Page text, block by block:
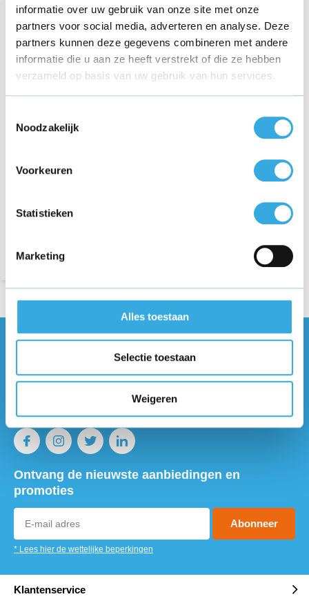
informatie over uw gebruik van onze site met onze
partners voor social media, adverteren en analyse. Deze
partners kunnen deze gegevens combineren met andere
informatie die u aan ze heeft verstrekt of die ze hebben
verzameld op basis van uw gebruik van hun services.
Noodzakelijk
Voorkeuren
Statistieken
Marketing
Alles toestaan
Selectie toestaan
Weigeren
Vragen of meer informatie?
klantenservice staat voor je klaar :)
Ontvang de nieuwste aanbiedingen en
promoties
Abonneer
* Lees hier de wettelijke beperkingen
Klantenservice